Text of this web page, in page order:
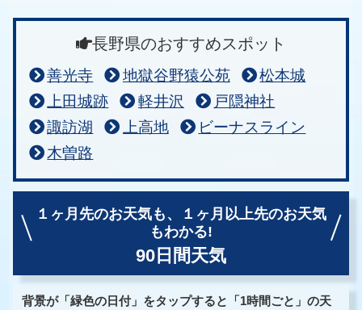
長野県のおすすめスポット
善光寺 地獄谷野猿公苑
松本城
上田城跡
軽井沢
戸隠神社
諏訪湖
上高地
ビーナスライン
木曽路
１ヶ月先のお天気も、
１ヶ月以上先のお天気
もわかる!
90日間天気
背景が「緑色の日付」をタップすると「1時間ごと」の天